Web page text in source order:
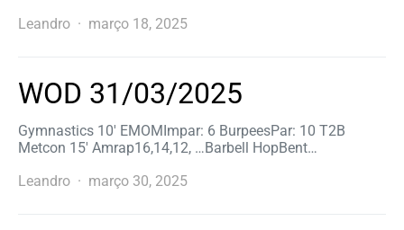
Leandro
março 18, 2025
WOD 31/03/2025
Gymnastics 10′ EMOMImpar: 6 BurpeesPar: 10 T2B
Metcon 15′ Amrap16,14,12, …Barbell HopBent…
Leandro
março 30, 2025